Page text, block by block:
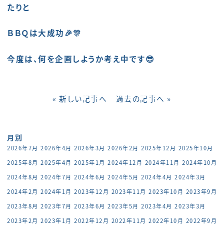
たりと
ＢＢＱは大成功🎉🎊
今度は、何を企画しようか考え中です😎
« 新しい記事へ 過去の記事へ »
月別
2026年7月 2026年4月 2026年3月 2026年2月 2025年12月 2025年10月
2025年8月 2025年4月 2025年1月 2024年12月 2024年11月 2024年10月
2024年8月 2024年7月 2024年6月 2024年5月 2024年4月 2024年3月
2024年2月 2024年1月 2023年12月 2023年11月 2023年10月 2023年9月
2023年8月 2023年7月 2023年6月 2023年5月 2023年4月 2023年3月
2023年2月 2023年1月 2022年12月 2022年11月 2022年10月 2022年9月